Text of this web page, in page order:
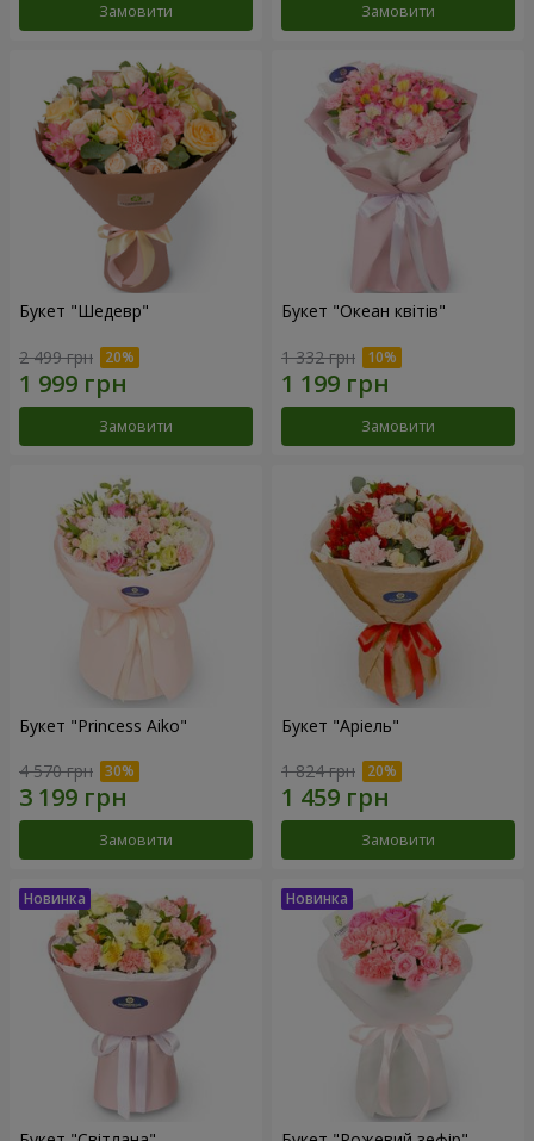
Замовити Замовити
Букет "Шедевр"
2 499 грн
Замовити
Букет "Океан квітів"
1 332 грн
Замовити
Букет "Princess Aiko"
4 570 грн
Замовити
Букет "Аріель"
1 824 грн
Замовити